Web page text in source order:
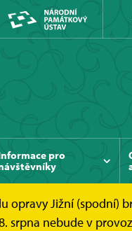
pro
opravy Jižní (spodní)
srpna nebude v
Veveří Tipy na výlet